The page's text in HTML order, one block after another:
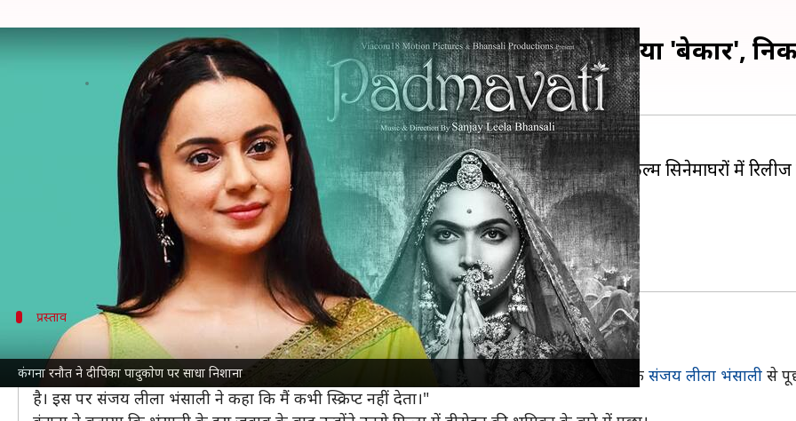
कंगना रनौत ने दीपिका पादुकाेण पर साधा निशाना
कंगना रनौत ने 'पद्मावत' में दीपका पादुकोण की भूमिका को बताया 'बेकार',
Jan 17, 2025 05:00 pm
कंगना रनौतपिछले कुछ समय से फिल्म 'इमरजेंसी' के प्रचार-प्रसार में जुटी हैं। उनकी यह फिल्म सिनेमाघरों में रिलीज
खासकर फिल्म में कंगना के अभिनय की खूब तारीफ हो रही है।
हाल ही में कंगना ने
दीपिका पादुकोणकी हिट फिल्मों में शुमार 'पद्मावत' पर बात की।
उन्होंने कहा कि फिल्म में दीपिका का किरदार बेकार था।
प्रस्ताव
दीपिका से पहले कंगना को मिला था फिल्म का प्रस्ताव
कंगना ने एक हालिया इंटरव्यू में बताया, "मेरे पास 'पद्मावत' का भी प्रस्ताव आया था। मैंने फिल्म के निर्देशक संजय लीला भंसाली से
है। इस पर संजय लीला भंसाली ने कहा कि मैं कभी स्क्रिप्ट नहीं देता।"